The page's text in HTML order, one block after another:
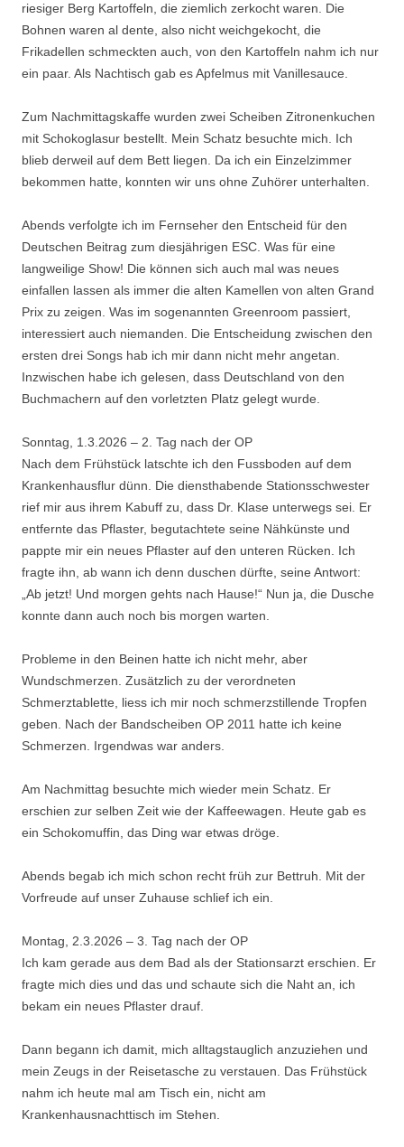
riesiger Berg Kartoffeln, die ziemlich zerkocht waren. Die
Bohnen waren al dente, also nicht weichgekocht, die
Frikadellen schmeckten auch, von den Kartoffeln nahm ich nur
ein paar. Als Nachtisch gab es Apfelmus mit Vanillesauce.
Zum Nachmittagskaffe wurden zwei Scheiben Zitronenkuchen
mit Schokoglasur bestellt. Mein Schatz besuchte mich. Ich
blieb derweil auf dem Bett liegen. Da ich ein Einzelzimmer
bekommen hatte, konnten wir uns ohne Zuhörer unterhalten.
Abends verfolgte ich im Fernseher den Entscheid für den
Deutschen Beitrag zum diesjährigen ESC. Was für eine
langweilige Show! Die können sich auch mal was neues
einfallen lassen als immer die alten Kamellen von alten Grand
Prix zu zeigen. Was im sogenannten Greenroom passiert,
interessiert auch niemanden. Die Entscheidung zwischen den
ersten drei Songs hab ich mir dann nicht mehr angetan.
Inzwischen habe ich gelesen, dass Deutschland von den
Buchmachern auf den vorletzten Platz gelegt wurde.
Sonntag, 1.3.2026 – 2. Tag nach der OP
Nach dem Frühstück latschte ich den Fussboden auf dem
Krankenhausflur dünn. Die diensthabende Stationsschwester
rief mir aus ihrem Kabuff zu, dass Dr. Klase unterwegs sei. Er
entfernte das Pflaster, begutachtete seine Nähkünste und
pappte mir ein neues Pflaster auf den unteren Rücken. Ich
fragte ihn, ab wann ich denn duschen dürfte, seine Antwort:
„Ab jetzt! Und morgen gehts nach Hause!“ Nun ja, die Dusche
konnte dann auch noch bis morgen warten.
Probleme in den Beinen hatte ich nicht mehr, aber
Wundschmerzen. Zusätzlich zu der verordneten
Schmerztablette, liess ich mir noch schmerzstillende Tropfen
geben. Nach der Bandscheiben OP 2011 hatte ich keine
Schmerzen. Irgendwas war anders.
Am Nachmittag besuchte mich wieder mein Schatz. Er
erschien zur selben Zeit wie der Kaffeewagen. Heute gab es
ein Schokomuffin, das Ding war etwas dröge.
Abends begab ich mich schon recht früh zur Bettruh. Mit der
Vorfreude auf unser Zuhause schlief ich ein.
Montag, 2.3.2026 – 3. Tag nach der OP
Ich kam gerade aus dem Bad als der Stationsarzt erschien. Er
fragte mich dies und das und schaute sich die Naht an, ich
bekam ein neues Pflaster drauf.
Dann begann ich damit, mich alltagstauglich anzuziehen und
mein Zeugs in der Reisetasche zu verstauen. Das Frühstück
nahm ich heute mal am Tisch ein, nicht am
Krankenhausnachttisch im Stehen.